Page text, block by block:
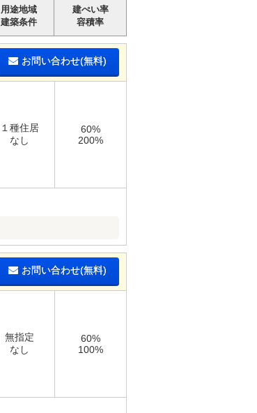
用途地域
建築条件
建ぺい率
容積率
お問い合わせ(無料)
１種住居
なし
60%
200%
お問い合わせ(無料)
無指定
なし
60%
100%